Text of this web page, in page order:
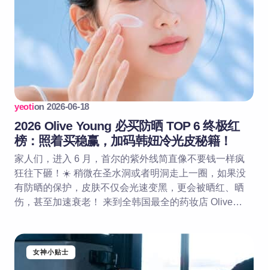
yeotion 2026-06-18
2026 Olive Young 必买防晒 TOP 6 终极红
榜：照着买稳赢，加码韩妞冷光皮秘籍！
家人们，进入 6 月，首尔的紫外线简直像不要钱一样疯
狂往下砸！☀️ 稍微在圣水洞或者明洞走上一圈，如果没
有防晒的保护，皮肤不仅会光速变黑，更会被晒红、晒
伤，甚至加速衰老！ 来到全韩国最全的药妆店 Olive…
女神小贴士